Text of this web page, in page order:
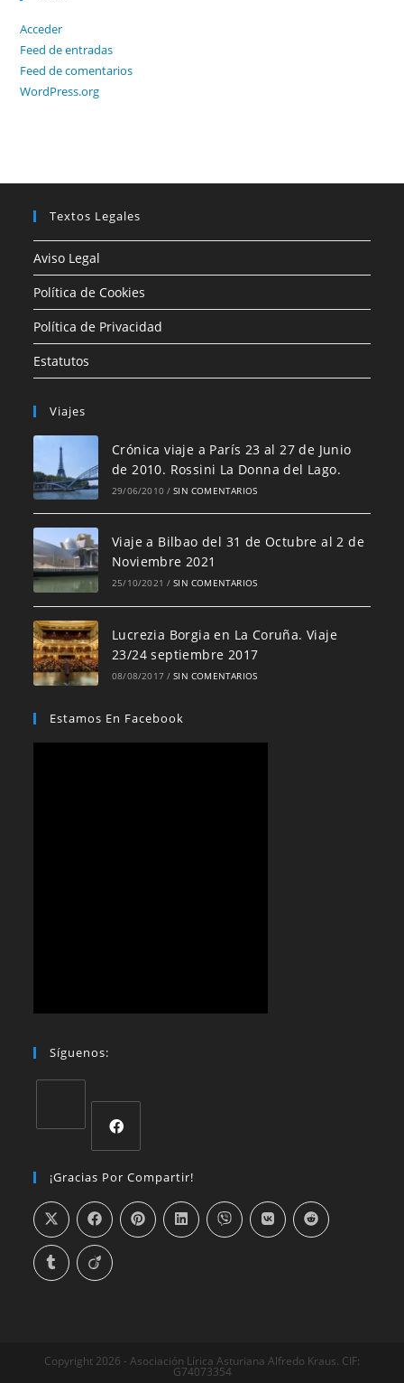
Acceder
Feed de entradas
Feed de comentarios
WordPress.org
Textos Legales
Aviso Legal
Política de Cookies
Política de Privacidad
Estatutos
Viajes
Crónica viaje a París 23 al 27 de Junio
de 2010. Rossini La Donna del Lago.
29/06/2010 / SIN COMENTARIOS
Viaje a Bilbao del 31 de Octubre al 2 de
Noviembre 2021
25/10/2021 / SIN COMENTARIOS
Lucrezia Borgia en La Coruña. Viaje
23/24 septiembre 2017
08/08/2017 / SIN COMENTARIOS
Estamos En Facebook
Síguenos:
¡Gracias Por Compartir!
Copyright 2026 - Asociación Lírica Asturiana Alfredo Kraus. CIF:
G74073354